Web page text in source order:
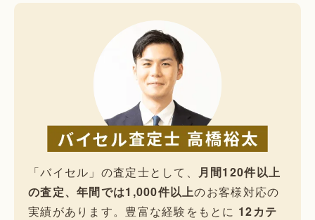
「バイセル」の査定士として、 月間120件以上
の査定、年間では1,000件以上のお客様対応の
実績があります。豊富な経験をもとに 12カテ